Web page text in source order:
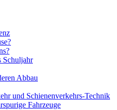
Schuljahr
Abbau
und Schienenverkehrs-Technik
Fahrzeuge